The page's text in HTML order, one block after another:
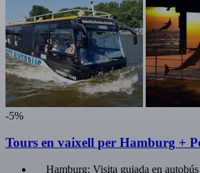
-5%
Tours en vaixell per Hamburg +
Hamburg: Visita guiada en